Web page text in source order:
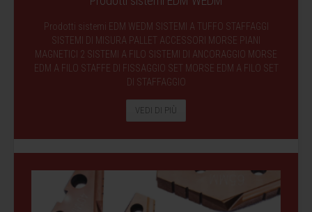
Prodotti sistemi EDM WEDM SISTEMI A TUFFO STAFFAGGI
SISTEMI DI MISURA PALLET ACCESSORI MORSE PIANI
MAGNETICI 2 SISTEMI A FILO SISTEMI DI ANCORAGGIO MORSE
EDM A FILO STAFFE DI FISSAGGIO SET MORSE EDM A FILO SET
DI STAFFAGGIO
VEDI DI PIÙ